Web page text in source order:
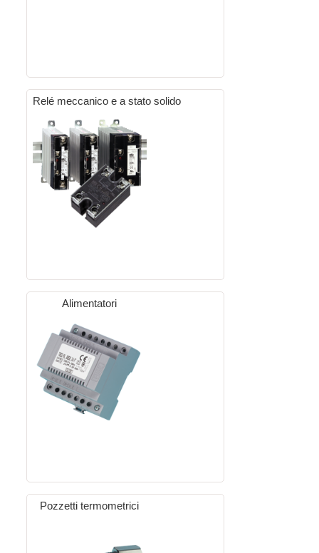
Relé meccanico e a stato solido
Alimentatori
Pozzetti termometrici